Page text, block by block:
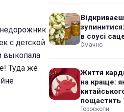
с детской
выкопала
Туда же
в соусі
Смачно
Життя
на краще:
пощастить
Гороскопи